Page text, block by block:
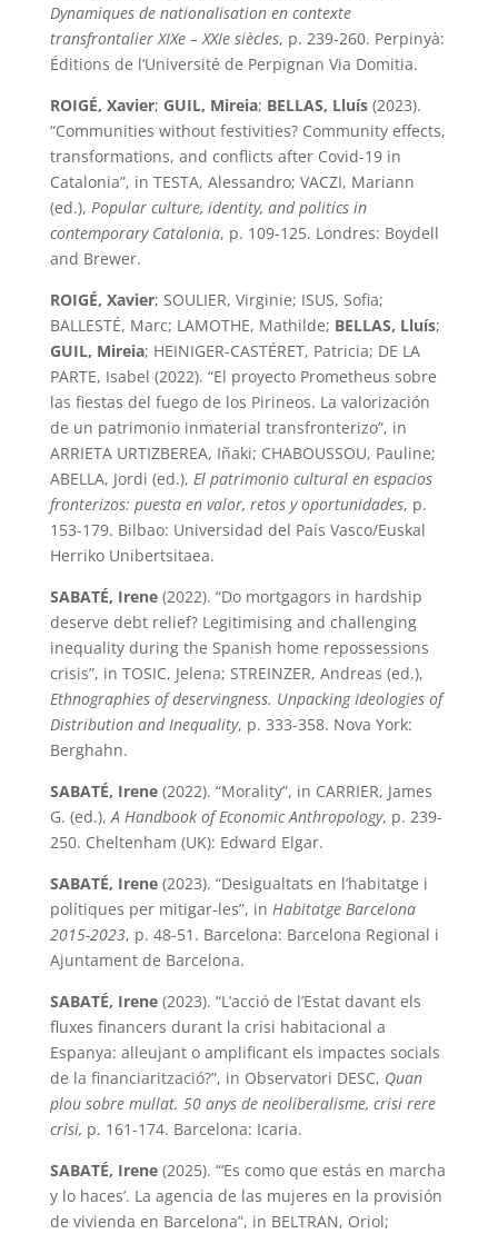
Dynamiques de nationalisation en contexte
transfrontalier XIXe – XXIe siècles, p. 239-260. Perpinyà:
Éditions de l’Université de Perpignan Via Domitia.
ROIGÉ, Xavier; GUIL, Mireia; BELLAS, Lluís(2023).
“Communities without festivities? Community effects,
transformations, and conflicts after Covid-19 in
Catalonia”, in TESTA, Alessandro; VACZI, Mariann
(ed.), Popular culture, identity, and politics in
contemporary Catalonia, p. 109-125. Londres: Boydell
and Brewer.
ROIGÉ, Xavier; SOULIER, Virginie; ISUS, Sofia;
BALLESTÉ, Marc; LAMOTHE, Mathilde; BELLAS, Lluís;
GUIL, Mireia; HEINIGER-CASTÉRET, Patricia; DE LA
PARTE, Isabel (2022). “El proyecto Prometheus sobre
las fiestas del fuego de los Pirineos. La valorización
de un patrimonio inmaterial transfronterizo”, in
ARRIETA URTIZBEREA, Iñaki; CHABOUSSOU, Pauline;
ABELLA, Jordi (ed.), El patrimonio cultural en espacios
fronterizos: puesta en valor, retos y oportunidades, p.
153-179. Bilbao: Universidad del País Vasco/Euskal
Herriko Unibertsitaea.
SABATÉ, Irene(2022). “Do mortgagors in hardship
deserve debt relief? Legitimising and challenging
inequality during the Spanish home repossessions
crisis”, in TOSIC, Jelena; STREINZER, Andreas (ed.),
Ethnographies of deservingness. Unpacking Ideologies of
Distribution and Inequality, p. 333-358. Nova York:
Berghahn.
SABATÉ, Irene(2022). “Morality”, in CARRIER, James
G. (ed.),A Handbook of Economic Anthropology, p. 239-
250. Cheltenham (UK): Edward Elgar.
SABATÉ, Irene(2023). “Desigualtats en l’habitatge i
polítiques per mitigar-les”, in Habitatge Barcelona
2015-2023, p. 48-51. Barcelona: Barcelona Regional i
Ajuntament de Barcelona.
SABATÉ, Irene(2023). “L’acció de l’Estat davant els
fluxes financers durant la crisi habitacional a
Espanya: alleujant o amplificant els impactes socials
de la financiarització?”, in Observatori DESC, Quan
plou sobre mullat. 50 anys de neoliberalisme, crisi rere
crisi, p. 161-174. Barcelona: Icaria.
SABATÉ, Irene(2025). “‘Es como que estás en marcha
y lo haces’. La agencia de las mujeres en la provisión
de vivienda en Barcelona”, in BELTRAN, Oriol;